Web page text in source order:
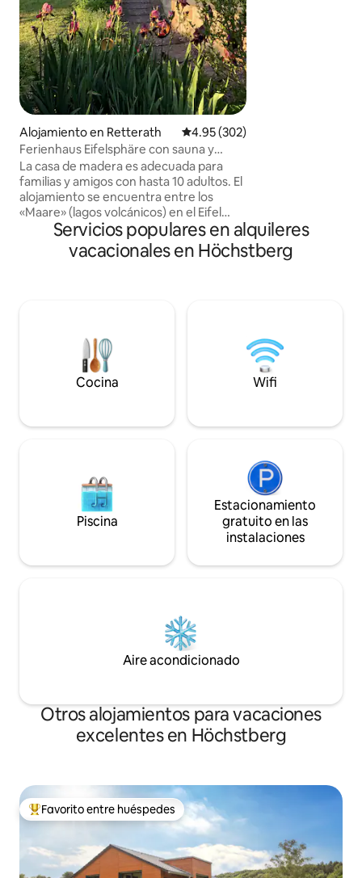
Alojamiento en Retterath Calificación promedio: 4.95 de
4.95 (302)
Ferienhaus Eifelsphäre con sauna y
jacuzzi
La casa de madera es adecuada para
familias y amigos con hasta 10 adultos. El
alojamiento se encuentra entre los
«Maare» (lagos volcánicos) en el Eifel
volcánico cerca del Nürburgring y
ofrece: sauna para 5 personas, 2 jardines
de invierno, uno con una piscina
garaje doble, Netflix, caja de pared para
coches eléctricos. Hay disponibles 2
cunas de viaje para bebés y 2 sillas altas.
Servicios populares en alquileres
vacacionales en Höchstberg
Cocina Wifi
Piscina
Estacionamiento
gratuito en las
instalaciones
Aire acondicionado
Otros alojamientos para vacaciones
excelentes en Höchstberg
Favorito entre huéspedes preferido
Favorito entre huéspedes